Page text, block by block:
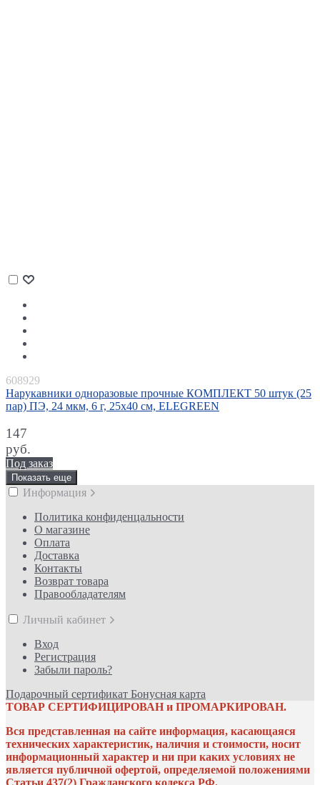
608929
Нарукавники одноразовые прочные КОМПЛЕКТ 50 штук (25
пар) ПЭ, 24 мкм, 6 г, 25х40 см, ELEGREEN
147
руб.
Под заказ
Показать еще
Информация
Политика конфиденцальности
О магазине
Оплата
Доставка
Контакты
Возврат товара
Правообладателям
Личный кабинет
Вход
Регистрация
Забыли пароль?
Подарочный сертификат Бонусная карта
ТОВАР СЕРТИФИЦИРОВАН и ПРОМАРКИРОВАН.
Вся представленная на сайте информация, касающаяся
технических характеристик, наличия и стоимости, носит
информационный характер и ни при каких условиях не
является публичной офертой, определяемой положениями
Статьи 437(2) Гражданского кодекса РФ.